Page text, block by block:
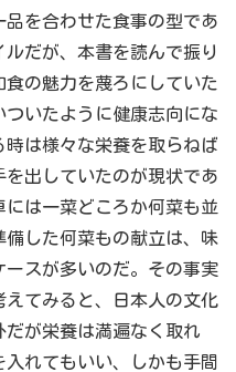
を合わせた食事の型であ
だが、本書を読んで振り
の魅力を蔑ろにしていた
いたように健康志向にな
は様々な栄養を取らねば
出していたのが現状であ
は一菜どころか何菜も並
した何菜もの献立は、味
スが多いのだ。その事実
てみると、日本人の文化
が栄養は満遍なく取れ
れてもいい、しかも手間